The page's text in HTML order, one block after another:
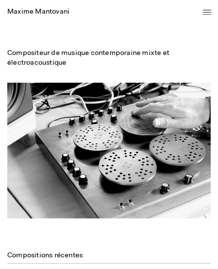
Maxime Mantovani
Compositeur de musique contemporaine mixte et
électroacoustique
Compositions récentes